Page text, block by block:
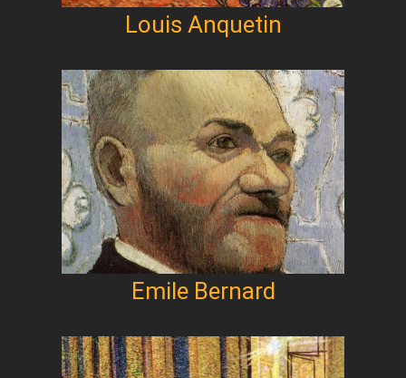
Louis Anquetin
Emile Bernard